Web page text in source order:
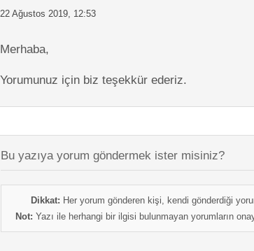
22 Ağustos 2019, 12:53
Merhaba,
Yorumunuz için biz teşekkür ederiz.
Bu yazıya yorum göndermek ister misiniz?
Dikkat: Her yorum gönderen kişi, kendi gönderdiği
Not: Yazı ile herhangi bir ilgisi bulunmayan yorumların